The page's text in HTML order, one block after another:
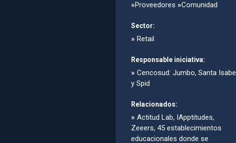
»Proveedores »Comunidad
Sector:
» Retail
Responsable iniciativa:
» Cencosud: Jumbo, Santa Isabel
y Spid
Relacionados:
» Actitud Lab, IApptitudes,
Zeeers, 45 establecimientos
educacionales donde se